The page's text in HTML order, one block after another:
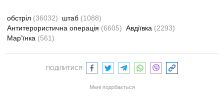
обстріл (36032) штаб (1088)
Антитерористична операція (6605) Авдіївка (2293)
Мар’їнка (561)
ПОДІЛИТИСЯ:
Мені подобається